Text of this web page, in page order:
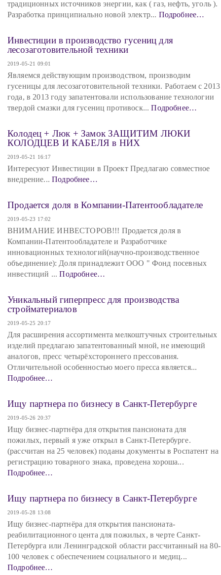
традиционных источников энергии, как ( газ, нефть, уголь ).
Разработка принципиально новой электр... Подробнее…
Инвестиции в производство гусениц для
лесозаготовительной техники
2019-05-21 09:01
Являемся действующим производством, производим
гусеницы для лесозаготовительной техники. Работаем с 2013
года, в 2013 году запатентовали использование технологии
твердой смазки для гусениц противоск...Подробнее…
Колодец + Люк + Замок ЗАЩИТИМ ЛЮКИ
КОЛОДЦЕВ И КАБЕЛЯ в НИХ
2019-05-21 16:17
Интересуют Инвестиции в Проект Предлагаю совместное
внедрение...Подробнее…
Продается доля в Компании-Патентообладателе
2019-05-23 17:02
ВНИМАНИЕ ИНВЕСТОРОВ!!! Продается доля в
Компании-Патентообладателе и Разработчике
инновационных технологий(научно-производственное
объединение): Доля принадлежит ООО " Фонд посевных
инвестиций ...Подробнее…
Уникальный гиперпресс для производства
стройматериалов
2019-05-25 20:17
Для расширения ассортимента мелкоштучных строительных
изделий предлагаю запатентованный мной, не имеющий
аналогов, пресс четырёхстороннего прессования.
Отличительной особенностью моего пресса является...
Подробнее…
Ищу партнера по бизнесу в Санкт-Петербурге
2019-05-26 20:37
Ищу бизнес-партнёра для открытия пансионата для
пожилых, первый я уже открыл в Санкт-Петербурге.
(рассчитан на 25 человек) поданы документы в Роспатент на
регистрацию товарного знака, проведена хороша...
Подробнее…
Ищу партнера по бизнесу в Санкт-Петербурге
2019-05-28 13:08
Ищу бизнес-партнёра для открытия пансионата-
реабилитационного цента для пожилых, в черте Санкт-
Петербурга или Ленинградской области рассчитанный на 80-
100 человек с обеспечением социального и медиц...
Подробнее…